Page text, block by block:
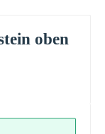
oben